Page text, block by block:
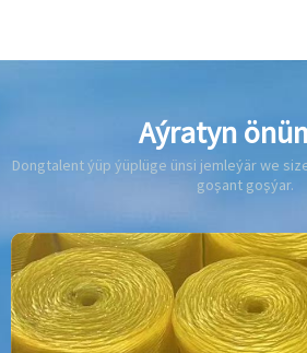
Aýratyn
Dongtalent ýüp ýüplüge ünsi jemleýär we
goşant goşýar.